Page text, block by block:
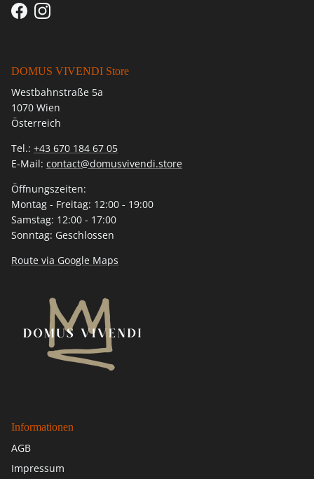
FacebookInstagram
DOMUS VIVENDI Store
Westbahnstraße 5a
1070 Wien
Österreich
Tel.: +43 670 184 67 05
E-Mail: contact@domusvivendi.store
Öffnungszeiten:
Montag - Freitag: 12:00 - 19:00
Samstag: 12:00 - 17:00
Sonntag: Geschlossen
Route via Google Maps
Informationen
AGB
Impressum